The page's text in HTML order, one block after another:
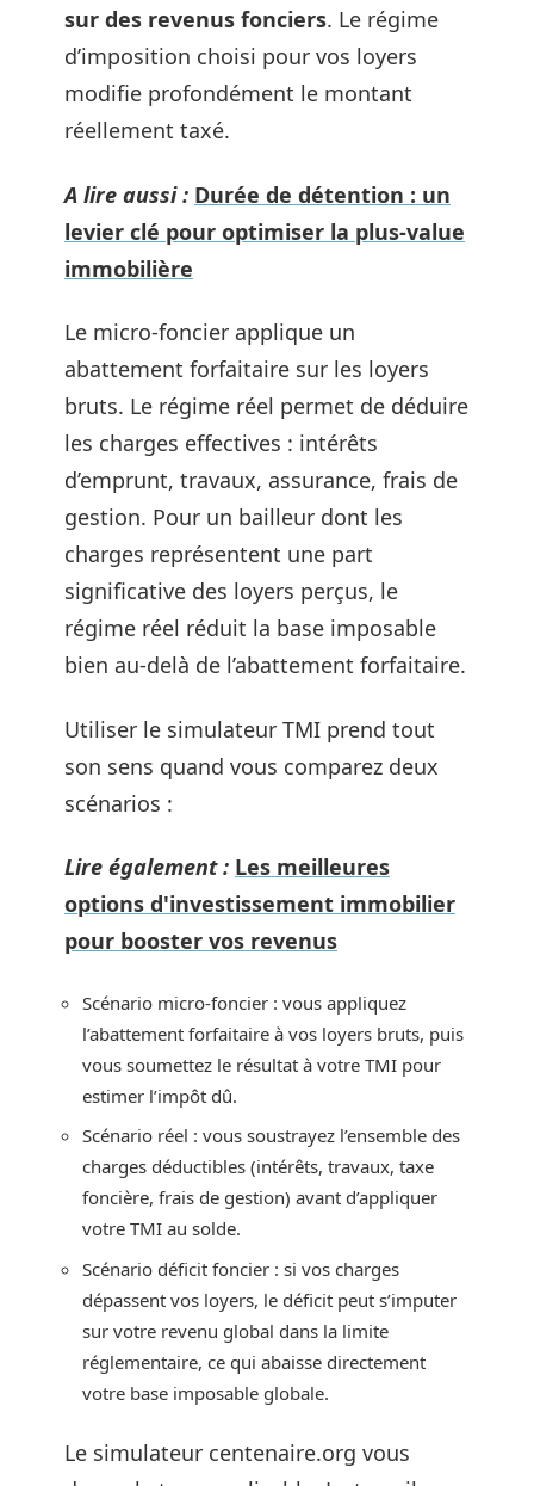
sur des revenus fonciers. Le régime
d’imposition choisi pour vos loyers
modifie profondément le montant
réellement taxé.
A lire aussi : Durée de détention : un
levier clé pour optimiser la plus-value
immobilière
Le micro-foncier applique un
abattement forfaitaire sur les loyers
bruts. Le régime réel permet de déduire
les charges effectives : intérêts
d’emprunt, travaux, assurance, frais de
gestion. Pour un bailleur dont les
charges représentent une part
significative des loyers perçus, le
régime réel réduit la base imposable
bien au-delà de l’abattement forfaitaire.
Utiliser le simulateur TMI prend tout
son sens quand vous comparez deux
scénarios :
Lire également : Les meilleures
options d'investissement immobilier
pour booster vos revenus
Scénario micro-foncier : vous appliquez
l’abattement forfaitaire à vos loyers bruts, puis
vous soumettez le résultat à votre TMI pour
estimer l’impôt dû.
Scénario réel : vous soustrayez l’ensemble des
charges déductibles (intérêts, travaux, taxe
foncière, frais de gestion) avant d’appliquer
votre TMI au solde.
Scénario déficit foncier : si vos charges
dépassent vos loyers, le déficit peut s’imputer
sur votre revenu global dans la limite
réglementaire, ce qui abaisse directement
votre base imposable globale.
Le simulateur centenaire.org vous